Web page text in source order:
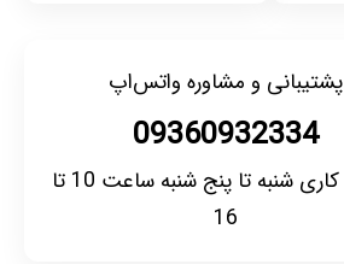
پشتیبانی و مشاوره واتس‌اپ
09360932334
ساعت کاری شنبه تا پنج شنبه ساعت 10 تا
16